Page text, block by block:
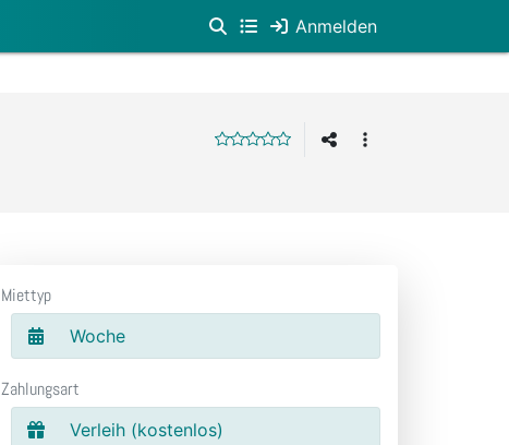
Anmelden
Miettyp
Woche
Zahlungsart
Verleih (kostenlos)